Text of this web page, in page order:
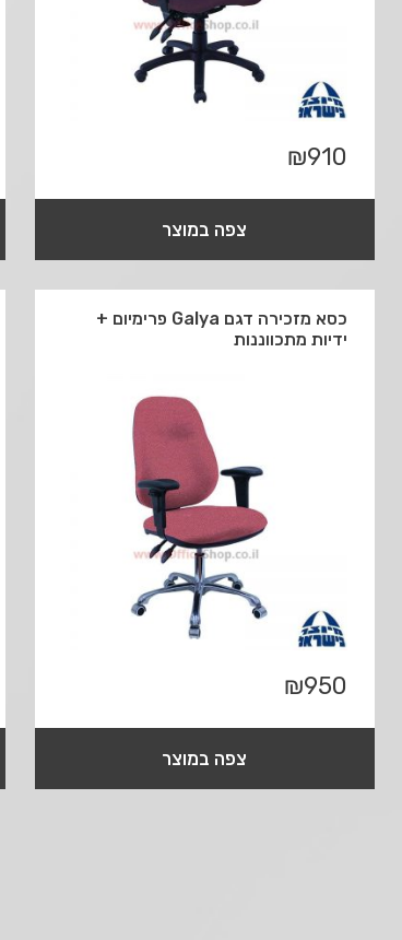
₪910
צפה במוצר
כסא מזכירה דגם Galya פרימיום +
ידיות מתכווננות
₪950
צפה במוצר